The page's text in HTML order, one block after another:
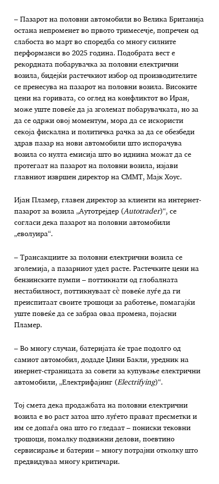
– Пазарот на половни автомобили во Велика Британија
остана непроменет во првото тримесечје, попречен од
слабоста во март во споредба со многу силните
перформанси во 2025 година. Подобрата вест е
рекордната побарувачка за половни електрични
возила, бидејќи растечкиот избор од производителите
се пренесува на пазарот на половни возила. Високите
цени на горивата, со оглед на конфликтот во Иран,
може уште повеќе да ја зголемат побарувачката, но за
да се одржи овој моментум, мора да се искористи
секоја фискална и политичка рачка за да се обезбеди
здрав пазар на нови автомобили што испорачува
возила со нулта емисија што во иднина можат да се
протегаат на пазарот на половни возила, изјави
главниот извршен директор на СММТ, Мајк Хоус.
Ијан Пламер, главен директор за клиенти на интернет-
пазарот за возила „Аутотрејдер (Autotrader)“, се
согласи дека пазарот на половни автомобили
„еволуира“.
– Трансакциите за половни електрични возила се
зголемија, а пазарниот удел расте. Растечките цени на
бензинските пумпи – поттикнати од глобалната
нестабилност, поттикнуваат сѐ повеќе луѓе да ги
преиспитаат своите трошоци за работење, помагајќи
уште повеќе да се забрза оваа промена, појасни
Пламер.
– Во многу случаи, батеријата ќе трае подолго од
самиот автомобил, додаде Џини Бакли, уредник на
инернет-страницата за совети за купување електрични
автомобили, „Електрифајинг ( Electrifying)“.
Тој смета дека продажбата на половни електрични
возила е во раст затоа што луѓето прават пресметки и
им се допаѓа она што го гледаат – пониски тековни
трошоци, помалку подвижни делови, поевтино
сервисирање и батерии – многу потрајни отколку што
предвидуваа многу критичари.